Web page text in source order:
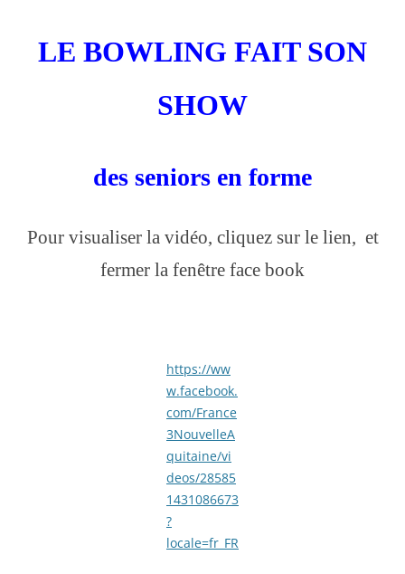
LE BOWLING FAIT SON
SHOW
des seniors en forme
Pour visualiser la vidéo, cliquez sur le lien, et
fermer la fenêtre face book
https://ww
w.facebook.
com/France
3NouvelleA
quitaine/vi
deos/28585
1431086673
?
locale=fr_FR